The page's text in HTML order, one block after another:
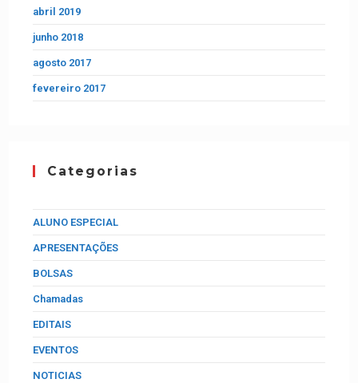
abril 2019
junho 2018
agosto 2017
fevereiro 2017
Categorias
ALUNO ESPECIAL
APRESENTAÇÕES
BOLSAS
Chamadas
EDITAIS
EVENTOS
NOTICIAS